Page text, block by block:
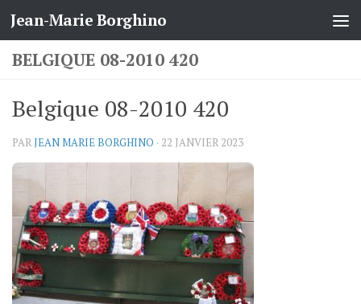
Skip to content
Jean-Marie Borghino
BELGIQUE 08-2010 420
Belgique 08-2010 420
PARJEAN MARIE BORGHINO · 22 JANVIER 2023